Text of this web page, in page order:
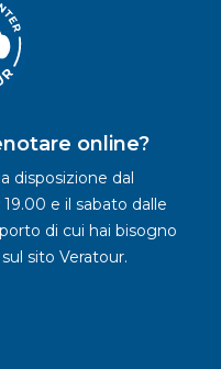
online?
disposizione dal
e il sabato dalle
di cui hai bisogno
sito Veratour.